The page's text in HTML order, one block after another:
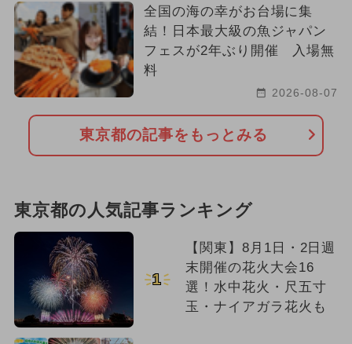
全国の海の幸がお台場に集
結！日本最大級の魚ジャパン
フェスが2年ぶり開催 入場無
料
2026-08-07
東京都の記事をもっとみる
東京都の人気記事ランキング
1
【関東】8月1日・2日週
末開催の花火大会16
選！水中花火・尺五寸
玉・ナイアガラ花火も